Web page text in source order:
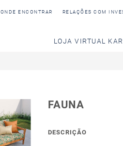
ONDE ENCONTRAR RELAÇÕES COM
LOJA VIRTUAL
FAUNA
DESCRIÇÃO